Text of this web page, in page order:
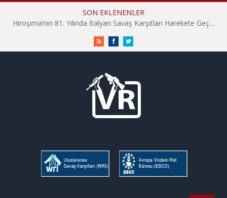
SON EKLENENLER
Hiroşima’nın 81. Yılında İtalyan Savaş Karşıtları Harekete Geçti: “Hatırlamak yeterli değil”
RSS FacebookTwitter